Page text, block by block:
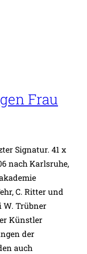
Frau
Signatur. 41 x
nach Karlsruhe,
C. Ritter und
W. Trübner
Künstler
der
auch